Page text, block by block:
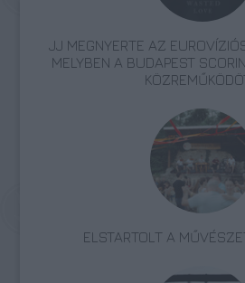
JJ MEGNYERTE AZ
MELYBEN A BUDAPEST
ELSTARTOLT A